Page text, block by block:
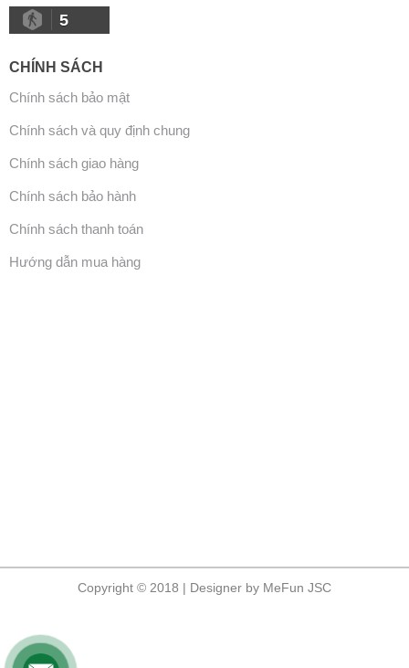
5
CHÍNH SÁCH
Chính sách bảo mật
Chính sách và quy định chung
Chính sách giao hàng
Chính sách bảo hành
Chính sách thanh toán
Hướng dẫn mua hàng
Copyright © 2018 | Designer by MeFun JSC